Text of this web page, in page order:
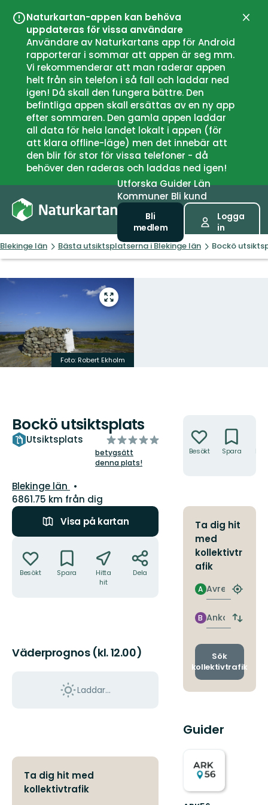
Naturkartan-appen kan behöva
uppdateras för vissa användare
Användare av Naturkartans app för Android
rapporterar i sommar att appen är seg mm.
Vi rekommenderar att man raderar appen
helt från sin telefon i så fall och laddar ned
igen! Då skall den fungera bättre. Den
befintliga appen skall ersättas av en ny app
efter sommaren. Den gamla appen laddar
all data för hela landet lokalt i appen (för
att klara offline-läge) men det innebär att
den blir för stor för vissa telefoner - då
behöver den raderas och laddas ned igen!
UtforskaGuiderLän
Kommuner Bli kund
Bli
medlem
Logga
in
Blekinge län Bästa utsiktsplatserna i Blekinge län Bockö
Gå
till
Foto: Robert Ekholm
Bockö utsiktsplats
Utsiktsplats
av
5
stjärnor
betygsätt
denna plats!
Län:
Blekinge län
6861.75 km från dig
Visa på kartan
Besökt Spara
Hitta
hit
Dela
Väderprognos (kl. 12.00)
Laddar...
Ta dig hit med
kollektivtrafik
Besökt Spara
Ta dig hit
med
kollektivtr
afik
Avresa
A
Hitta
Ankomst
B
Byt
och
Sök
kollektivtrafik
Guider